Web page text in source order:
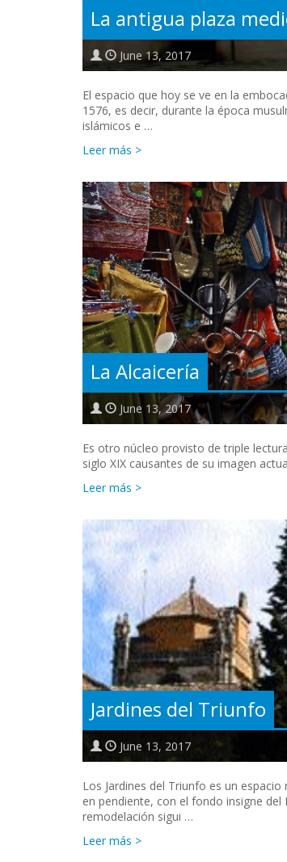
La antigua plaza
June 13, 2017
El espacio que hoy se ve en la
1576, es decir, durante la época
islámicos e …
Leer más >
La Alcaicería
June 13, 2017
Es otro núcleo provisto de triple
siglo XIX causantes de su imagen
Leer más >
Jardines del Triunfo
June 13, 2017
Los Jardines del Triunfo es un
en pendiente, con el fondo insigne
remodelación sigui …
Leer más >